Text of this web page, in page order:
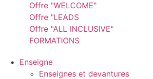
Offre "WELCOME"
Offre "LEADS
Offre "ALL INCLUSIVE"
FORMATIONS
Enseigne
Enseignes et devantures